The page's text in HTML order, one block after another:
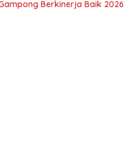
Berkinerja Baik 2026